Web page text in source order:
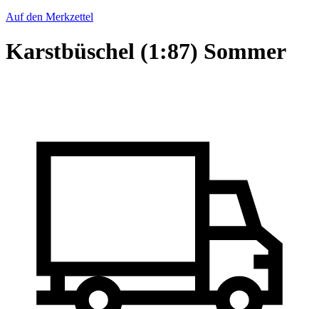
Auf den Merkzettel
Karstbüschel (1:87) Sommer